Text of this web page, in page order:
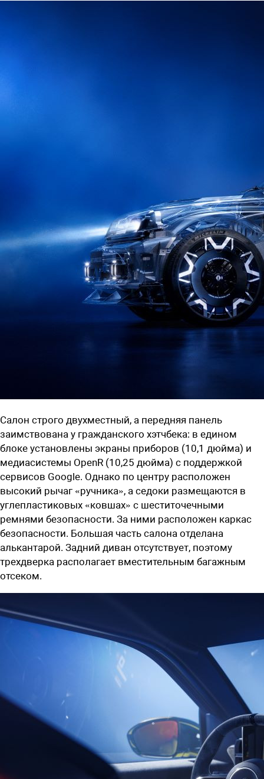
Салон строго двухместный, а передняя панель
заимствована у гражданского хэтчбека: в едином
блоке установлены экраны приборов (10,1 дюйма) и
медиасистемы OpenR (10,25 дюйма) с поддержкой
сервисов Google. Однако по центру расположен
высокий рычаг «ручника», а седоки размещаются в
углепластиковых «ковшах» с шеститочечными
ремнями безопасности. За ними расположен каркас
безопасности. Большая часть салона отделана
алькантарой. Задний диван отсутствует, поэтому
трехдверка располагает вместительным багажным
отсеком.